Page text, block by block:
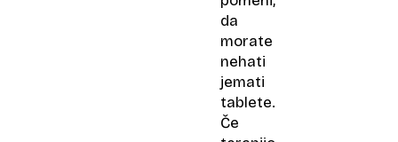
da
morate
nehati
jemati
tablete.
Če